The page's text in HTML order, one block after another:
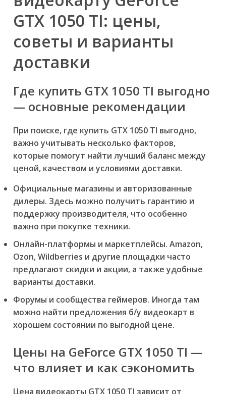
GTX 1050 TI: цены,
советы и варианты
доставки
Где купить GTX 1050 TI выгодно
— основные рекомендации
При поиске, где купить GTX 1050 TI выгодно,
важно учитывать несколько факторов,
которые помогут найти лучший баланс между
ценой, качеством и условиями доставки.
Официальные магазины и авторизованные
дилеры. Здесь можно получить гарантию и
поддержку производителя, что особенно
важно при покупке техники.
Онлайн-платформы и маркетплейсы. Amazon,
Ozon, Wildberries и другие площадки часто
предлагают скидки и акции, а также удобные
варианты доставки.
Форумы и сообщества геймеров. Иногда там
можно найти предложения б/у видеокарт в
хорошем состоянии по выгодной цене.
Цены на GeForce GTX 1050 TI —
что влияет и как сэкономить
Цена видеокарты GTX 1050 TI зависит от